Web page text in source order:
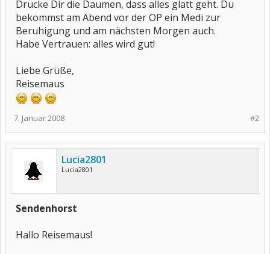
Drücke Dir die Daumen, dass alles glatt geht. Du
bekommst am Abend vor der OP ein Medi zur
Beruhigung und am nächsten Morgen auch.
Habe Vertrauen: alles wird gut!
Liebe Grüße,
Reisemaus
#2
7. Januar 2008
Lucia2801
Lucia2801
Sendenhorst
Hallo Reisemaus!